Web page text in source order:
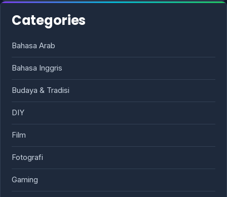
Categories
Bahasa Arab
Bahasa Inggris
Budaya & Tradisi
DIY
Film
Fotografi
Gaming